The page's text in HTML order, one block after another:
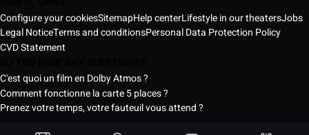
Configure your cookiesSitemapHelp centerLifestyle in our theatersJobs
Legal NoticeTerms and conditionsPersonal Data Protection Policy
CVD Statement
C'est quoi un film en Dolby Atmos ?
Comment fonctionne la carte 5 places ?
Prenez votre temps, votre fauteuil vous attend ?